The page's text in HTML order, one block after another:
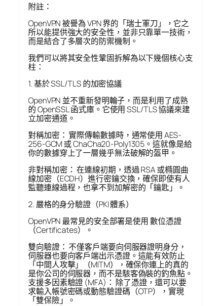
附註：
OpenVPN 被譽為 VPN 界的「瑞士軍刀」，它之
所以能提供強大的安全性，並非只靠單一技術，
而是結合了多層次的防禦機制。
我們可以將其安全性鞏固拆解為以下幾個核心支
柱：
1. 基於 SSL/TLS 的加密協議
OpenVPN 並不重新發明輪子，而是利用了成熟
的 OpenSSL 函式庫。它使用 SSL/TLS 協議來建
立加密通道。
對稱加密： 實際傳輸數據時，通常使用 AES-
256-GCM 或 ChaCha20-Poly1305。這就像是給
你的數據穿上了一層幾乎無法破解的盔甲。
非對稱加密： 在連線初期，透過 RSA 或橢圓曲
線加密（ECDH）進行密鑰交換，確保即使有人
監聽連線過程，也拿不到加解密的「鑰匙」。
2. 嚴格的身分驗證（PKI 體系）
OpenVPN 最常見的安全部署是使用 數位憑證
（Certificates）。
雙向驗證： 不僅客戶端要向伺服器證明身分，
伺服器也要向客戶端出示憑證。這能有效防止
「中間人攻擊」（MITM），確保你連上的真的
是你公司的伺服器，而不是駭客偽裝的釣魚點。
支援多因素驗證 (MFA)： 除了憑證，還可以要
求輸入帳號密碼或動態驗證碼（OTP），實現
「雙保險」。